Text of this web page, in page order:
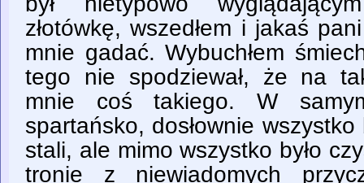
złotówkę, wszedłem i jakaś
mnie gadać. Wybuchłem
tego nie spodziewał, że na
mnie coś takiego. W
spartańsko, dosłownie
stali, ale mimo wszystko było
tronie z niewiadomych